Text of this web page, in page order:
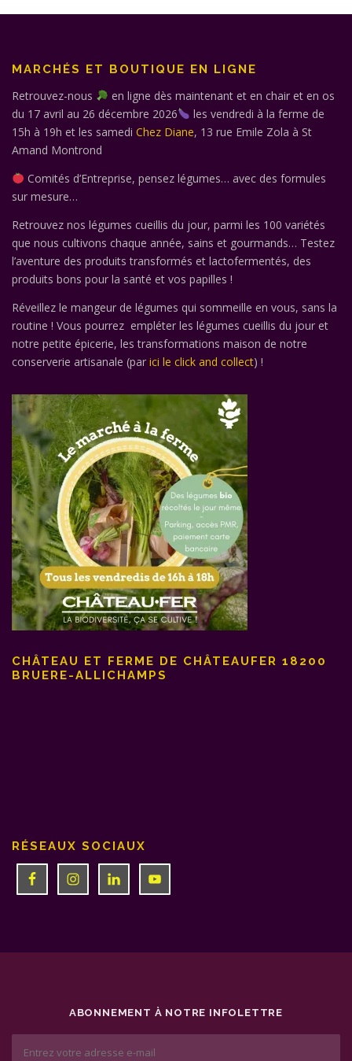
MARCHÉS ET BOUTIQUE EN LIGNE
Retrouvez-nous
en ligne dès maintenant et en chair et en os
du 17 avril au 26 décembre 2026
les vendredi à la ferme de
15h à 19h et les samedi Chez Diane, 13 rue Emile Zola à St
Amand Montrond
Comités d’Entreprise, pensez légumes… avec des formules
sur mesure…
Retrouvez nos légumes cueillis du jour, parmi les 100 variétés
que nous cultivons chaque année, sains et gourmands… Testez
l’aventure des produits transformés et lactofermentés, des
produits bons pour la santé et vos papilles !
Réveillez le mangeur de légumes qui sommeille en vous, sans la
routine ! Vous pourrez empléter les légumes cueillis du jour et
notre petite épicerie, les transformations maison de notre
conserverie artisanale (par ici le click and collect) !
CHÂTEAU ET FERME DE CHÂTEAUFER 18200
BRUERE-ALLICHAMPS
RÉSEAUX SOCIAUX
ABONNEMENT À NOTRE INFOLETTRE